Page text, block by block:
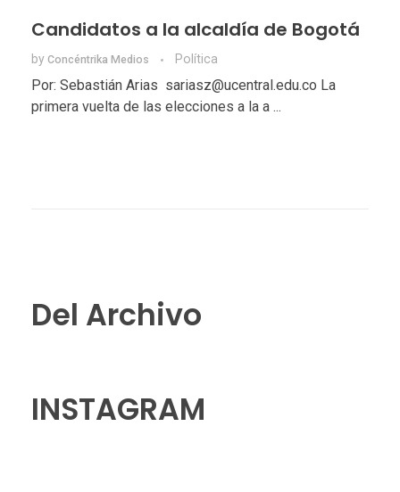
Candidatos a la alcaldía de Bogotá
by Concéntrika Medios Política
Por: Sebastián Arias sariasz@ucentral.edu.co La
primera vuelta de las elecciones a la a ...
Del Archivo
INSTAGRAM